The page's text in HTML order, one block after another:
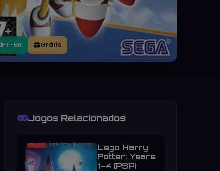
PT-BR Grátis
Jogos Relacionados
Lego Harry
Potter: Years
1–4 [PSP]